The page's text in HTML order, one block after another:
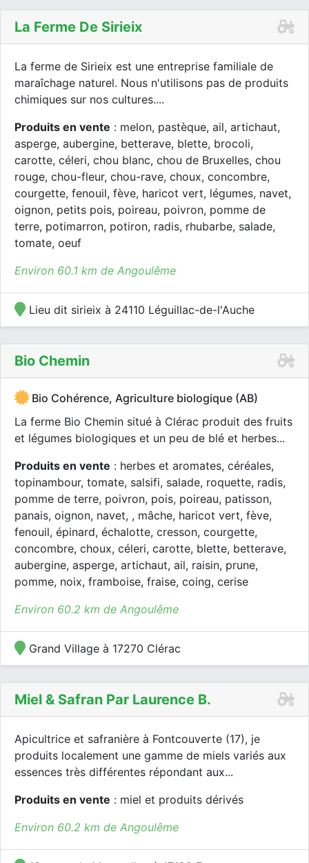
La Ferme De Sirieix
La ferme de Sirieix est une entreprise familiale de
maraîchage naturel. Nous n'utilisons pas de produits
chimiques sur nos cultures....
Produits en vente : melon, pastèque, ail, artichaut,
asperge, aubergine, betterave, blette, brocoli,
carotte, céleri, chou blanc, chou de Bruxelles, chou
rouge, chou-fleur, chou-rave, choux, concombre,
courgette, fenouil, fève, haricot vert, légumes, navet,
oignon, petits pois, poireau, poivron, pomme de
terre, potimarron, potiron, radis, rhubarbe, salade,
tomate, oeuf
Environ 60.1 km de Angoulême
Lieu dit sirieix à 24110 Léguillac-de-l'Auche
Bio Chemin
Bio Cohérence, Agriculture biologique (AB)
La ferme Bio Chemin situé à Clérac produit des fruits
et légumes biologiques et un peu de blé et herbes...
Produits en vente : herbes et aromates, céréales,
topinambour, tomate, salsifi, salade, roquette, radis,
pomme de terre, poivron, pois, poireau, patisson,
panais, oignon, navet, , mâche, haricot vert, fève,
fenouil, épinard, échalotte, cresson, courgette,
concombre, choux, céleri, carotte, blette, betterave,
aubergine, asperge, artichaut, ail, raisin, prune,
pomme, noix, framboise, fraise, coing, cerise
Environ 60.2 km de Angoulême
Grand Village à 17270 Clérac
Miel & Safran Par Laurence B.
Apicultrice et safranière à Fontcouverte (17), je
produits localement une gamme de miels variés aux
essences très différentes répondant aux...
Produits en vente : miel et produits dérivés
Environ 60.2 km de Angoulême